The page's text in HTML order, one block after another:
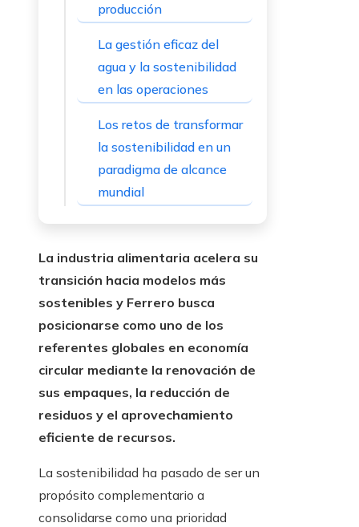
producción
La gestión eficaz del
agua y la sostenibilidad
en las operaciones
Los retos de transformar
la sostenibilidad en un
paradigma de alcance
mundial
La industria alimentaria acelera su
transición hacia modelos más
sostenibles y Ferrero busca
posicionarse como uno de los
referentes globales en economía
circular mediante la renovación de
sus empaques, la reducción de
residuos y el aprovechamiento
eficiente de recursos.
La sostenibilidad ha pasado de ser un
propósito complementario a
consolidarse como una prioridad